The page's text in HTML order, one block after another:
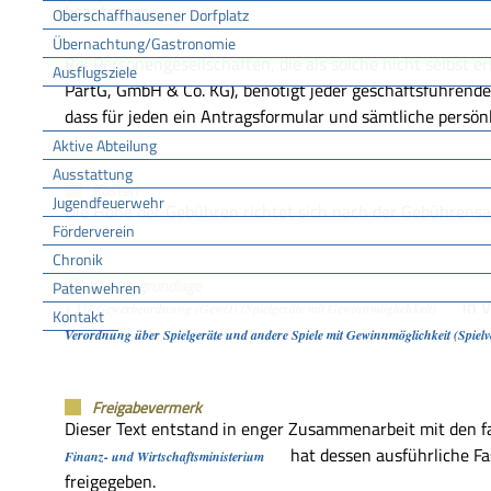
Oberschaffhausener Dorfplatz
Übernachtung/Gastronomie
Ausflugsziele
FFW
Aktive Abteilung
Ausstattung
Jugendfeuerwehr
Förderverein
Chronik
Patenwehren
Kontakt
beantragen.
Bei Personengesellschaften, die als solche nicht selbst
PartG, GmbH & Co. KG), benötigt jeder
dass für jeden ein Antragsformular und sämtliche
Kosten
Die Höhe der Gebühren richtet sich nach der
Rechtsgrundlage
§ 33c Gewerbeordnung (GewO) (Spielgeräte mit Gewinnmöglichkeit) in
Verordnung über Spielgeräte und andere Spiele mit Gewinnmöglichkeit
Freigabevermerk
Dieser Text entstand in enger Zusammenarbeit mit den
Finanz- und Wirtschaftsministerium
hat dessen ausführliche
freigegeben.